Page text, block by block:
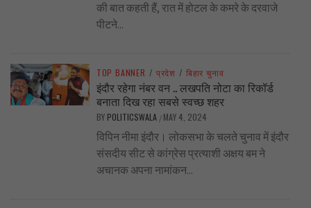
की बात कहती हैं, रात में होटल के कमरे के दरवाजे
पीटने...
TOP BANNER / प्रदेश / बिहार चुनाव
इंदौर रहेगा नंबर वन .. लखपति नोटा का रिकॉर्ड
बनाता दिख रहा सबसे स्वच्छ शहर
BY POLITICSWALA / MAY 4, 2024
विपिन नीमा इंदौर। लोकसभा के चलते चुनाव में इंदौर
संसदीय सीट से कांग्रेस प्रत्याशी अक्षय बम ने
अचानक अपना नामांकन...